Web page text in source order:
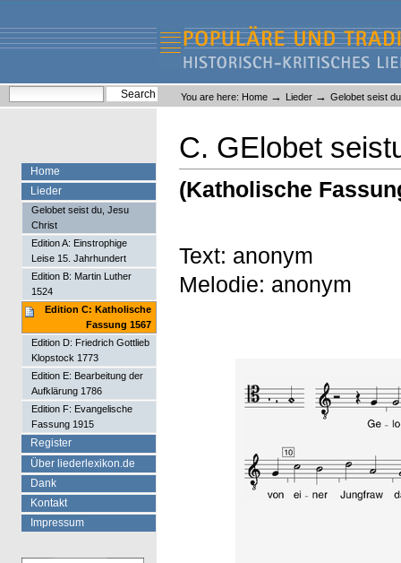
content.
navigation
Liederlexikon
Personal
tools
You are here: Home → Lieder → Gelobet seist
C. GElobet
(Katholische
Text: anonym
Melodie: anonym
Home
Lieder
Gelobet seist du, Jesu
Christ
Edition A: Einstrophige
Leise 15. Jahrhundert
Edition B: Martin Luther
1524
Edition C: Katholische
Fassung 1567
Edition D: Friedrich Gottlieb
Klopstock 1773
Edition E: Bearbeitung der
Aufklärung 1786
Edition F: Evangelische
Fassung 1915
Register
Über liederlexikon.de
Dank
Kontakt
Impressum